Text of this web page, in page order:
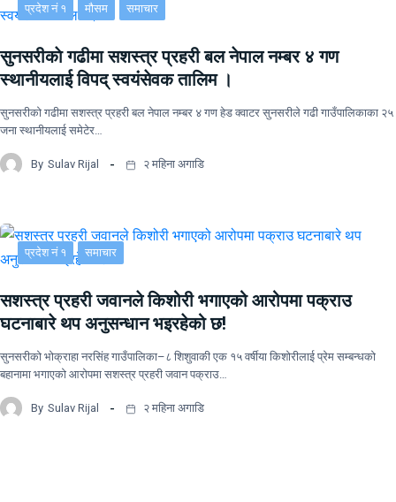
प्रदेश नं १ मौसम समाचार
सुनसरीकाे गढीमा सशस्त्र प्रहरी बल नेपाल नम्बर ४ गण
स्थानीयलाई विपद् स्वयंसेवक तालिम ।
सुनसरीकाे गढीमा सशस्त्र प्रहरी बल नेपाल नम्बर ४ गण हेड क्वाटर सुनसरीले गढी गाउँपालिकाका २५
जना स्थानीयलाई समेटेर…
By Sulav Rijal २ महिना अगाडि
प्रदेश नं १ समाचार
सशस्त्र प्रहरी जवानले किशोरी भगाएको आरोपमा पक्राउ
घटनाबारे थप अनुसन्धान भइरहेको छ!
सुनसरीको भोक्राहा नरसिंह गाउँपालिका–८ शिशुवाकी एक १५ वर्षीया किशोरीलाई प्रेम सम्बन्धको
बहानामा भगाएको आरोपमा सशस्त्र प्रहरी जवान पक्राउ…
By Sulav Rijal २ महिना अगाडि